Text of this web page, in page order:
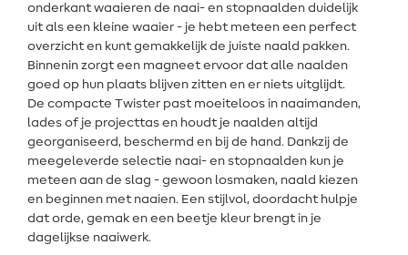
onderkant waaieren de naai- en stopnaalden duidelijk
uit als een kleine waaier - je hebt meteen een perfect
overzicht en kunt gemakkelijk de juiste naald pakken.
Binnenin zorgt een magneet ervoor dat alle naalden
goed op hun plaats blijven zitten en er niets uitglijdt.
De compacte Twister past moeiteloos in naaimanden,
lades of je projecttas en houdt je naalden altijd
georganiseerd, beschermd en bij de hand. Dankzij de
meegeleverde selectie naai- en stopnaalden kun je
meteen aan de slag - gewoon losmaken, naald kiezen
en beginnen met naaien. Een stijlvol, doordacht hulpje
dat orde, gemak en een beetje kleur brengt in je
dagelijkse naaiwerk.